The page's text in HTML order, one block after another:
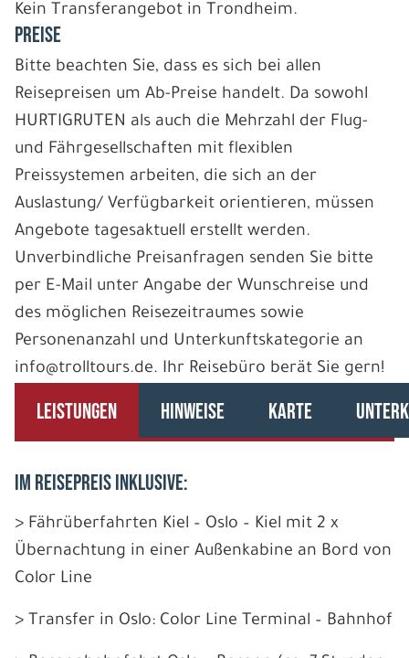
Kein Transferangebot in Trondheim.
PREISE
Bitte beachten Sie, dass es sich bei allen
Reisepreisen um Ab-Preise handelt. Da sowohl
HURTIGRUTEN als auch die Mehrzahl der Flug-
und Fährgesellschaften mit flexiblen
Preissystemen arbeiten, die sich an der
Auslastung/ Verfügbarkeit orientieren, müssen
Angebote tagesaktuell erstellt werden.
Unverbindliche Preisanfragen senden Sie bitte
per E-Mail unter Angabe der Wunschreise und
des möglichen Reisezeitraumes sowie
Personenanzahl und Unterkunftskategorie an
info@trolltours.de. Ihr Reisebüro berät Sie gern!
LEISTUNGEN HINWEISE KARTE
IM REISEPREIS INKLUSIVE:
> Fährüberfahrten Kiel – Oslo – Kiel mit 2 x
Übernachtung in einer Außenkabine an Bord von
Color Line
> Transfer in Oslo: Color Line Terminal – Bahnhof